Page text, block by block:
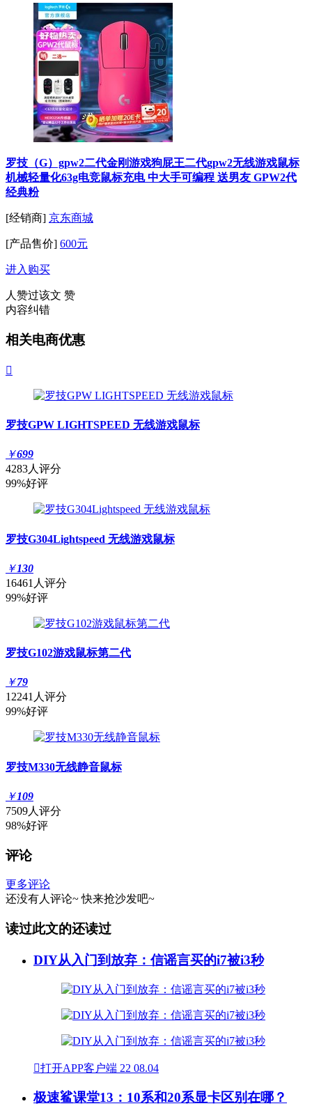
罗技（G）gpw2二代金刚游戏狗屁王二代gpw2无线游戏鼠标
机械轻量化63g电竞鼠标充电 中大手可编程 送男友 GPW2代
经典粉
[经销商] 京东商城
[产品售价] 600元
进入购买
人赞过该文 赞
内容纠错
相关电商优惠

罗技GPW LIGHTSPEED 无线游戏鼠标
￥699
4283人评分
99%好评
罗技G304Lightspeed 无线游戏鼠标
￥130
16461人评分
99%好评
罗技G102游戏鼠标第二代
￥79
12241人评分
99%好评
罗技M330无线静音鼠标
￥109
7509人评分
98%好评
评论
更多评论
还没有人评论~ 快来抢沙发吧~
读过此文的还读过
DIY从入门到放弃：信谣言买的i7被i3秒
打开APP客户端 22 08.04
极速鲨课堂13：10系和20系显卡区别在哪？